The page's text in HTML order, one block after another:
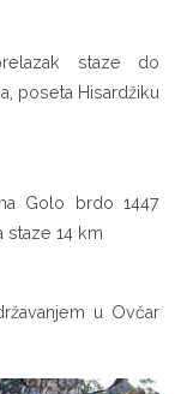
staze do
poseta Hisardžiku
Golo brdo 1447
14 km
u Ovčar